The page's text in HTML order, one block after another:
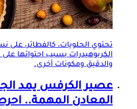
تحتوي الحلويات، كالفطائر، على
الكربوهيدرات بسبب احتوائها على
والدقيق ومكونات أخرى.
عصير الكرفس يمد
المعادن المهمة..